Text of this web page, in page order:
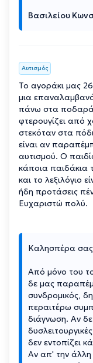
Βασιλείου
Αυτισμός
Το αγοράκι μας
μια
πάνω στα
φτερουγίζει από
στεκόταν στα
είναι αν
αυτισμού. Ο
κάποια παιδάκια
και το λεξιλόγιο
ήδη προτάσεις
Ευχαριστώ πολύ.
Καλησπέρα
Από μόνο του
δε μας
συνδρομικός,
περαιτέρω
διάγνωση. Αν
δεν εντοπίζει
Αν απ' την άλλη